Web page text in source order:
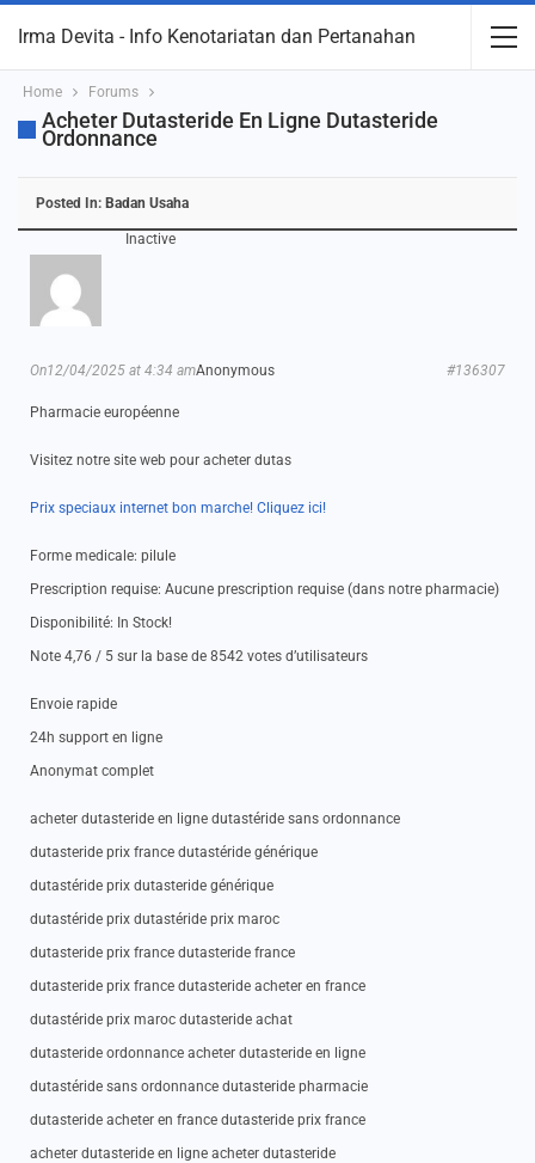
Irma Devita - Info Kenotariatan dan Pertanahan
Home Forums
Acheter Dutasteride En Ligne Dutasteride
Ordonnance
Posted In: Badan Usaha
Inactive
Anonymous
On12/04/2025 at 4:34 am #136307
Pharmacie européenne
Visitez notre site web pour acheter dutas
Prix speciaux internet bon marche! Cliquez ici!
Forme medicale: pilule
Prescription requise: Aucune prescription requise (dans notre pharmacie)
Disponibilité: In Stock!
Note 4,76 / 5 sur la base de 8542 votes d’utilisateurs
Envoie rapide
24h support en ligne
Anonymat complet
acheter dutasteride en ligne dutastéride sans ordonnance
dutasteride prix france dutastéride générique
dutastéride prix dutasteride générique
dutastéride prix dutastéride prix maroc
dutasteride prix france dutasteride france
dutasteride prix france dutasteride acheter en france
dutastéride prix maroc dutasteride achat
dutasteride ordonnance acheter dutasteride en ligne
dutastéride sans ordonnance dutasteride pharmacie
dutasteride acheter en france dutasteride prix france
acheter dutasteride en ligne acheter dutasteride